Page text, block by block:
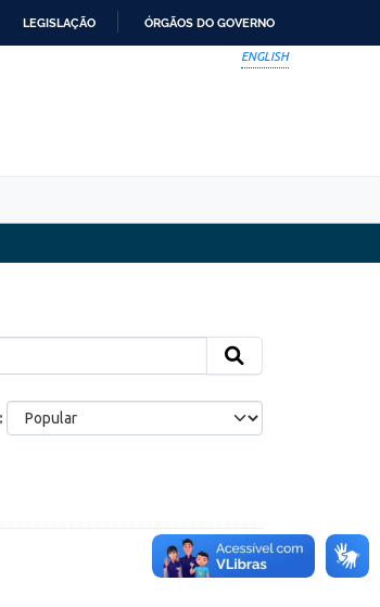
LEGISLAÇÃO ÓRGÃOS DO GOVERNO
ENGLISH